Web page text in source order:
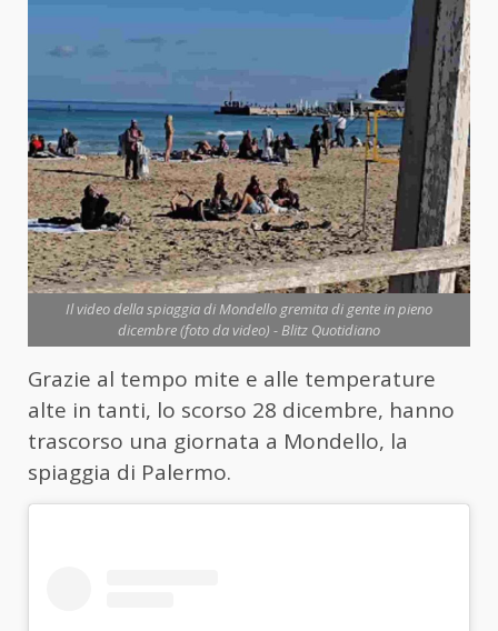
Il video della spiaggia di Mondello gremita di gente in pieno
dicembre (foto da video) - Blitz Quotidiano
Grazie al tempo mite e alle temperature
alte in tanti, lo scorso 28 dicembre, hanno
trascorso una giornata a Mondello, la
spiaggia di Palermo.